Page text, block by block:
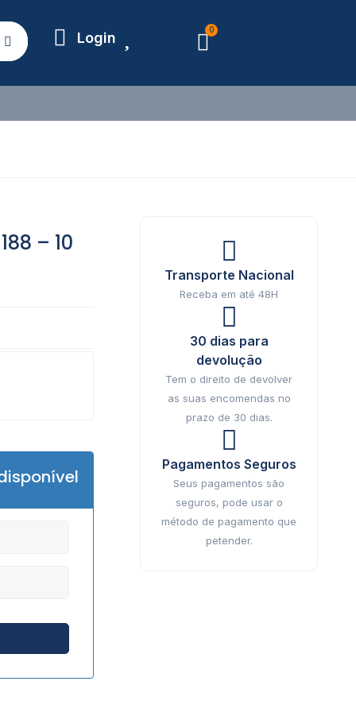
Login 0
– 10
Transporte Nacional
Receba em até 48H
30 dias para
devolução
Tem o direito de devolver
as suas encomendas no
prazo de 30 dias.
Pagamentos Seguros
Seus pagamentos são
seguros, pode usar o
método de pagamento que
petender.